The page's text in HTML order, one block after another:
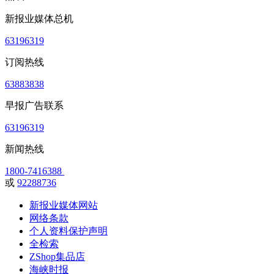
新报业媒体总机
63196319
订阅热线
63883838
早报广告联系
63196319
新闻热线
1800-7416388
或 92288736
新报业媒体网站
网络条款
个人资料保护声明
全检索
ZShop集品店
海峡时报